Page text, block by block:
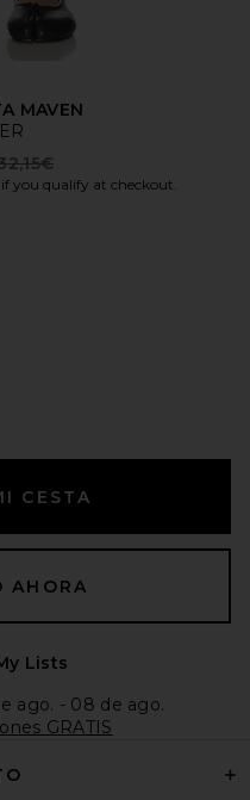
MAVEN
price:
if you qualify at checkout.
CESTA
AHORA
Lists
ago. - 08 de ago.
GRATIS